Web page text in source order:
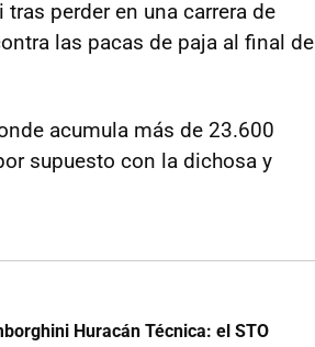
perder en una carrera de
las pacas de paja al final de
acumula más de 23.600
supuesto con la dichosa y
Huracán Técnica: el STO